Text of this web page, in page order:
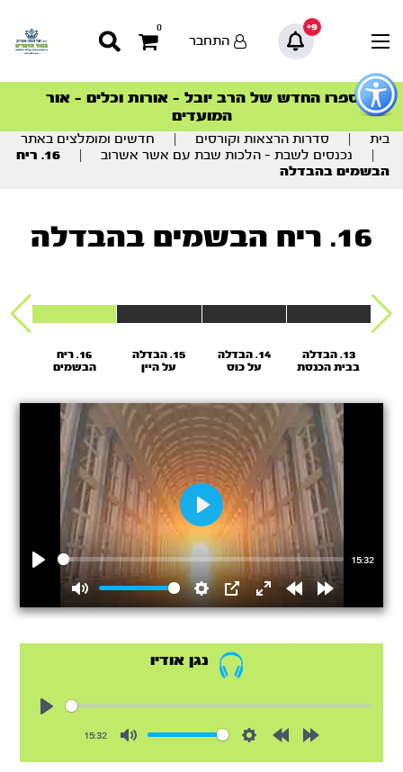
כפתור
לפתיחת
תפריט
9+
0
התחבר
סדרות הפודקאסטים
הסדרה המובילה החודש – דרך המלך
ספרו החדש של הרב יובל – אורות וכלים – אור
המועדים
הצטרפו למהפכת הבריאות הטבעית >
סדרות הפודקאסטים
הסדרה המובילה החודש – דרך המלך
תוכן
מרכזי
בית סדרות הרצאות וקורסים
חדשים ומומלצים באתר
נכנסים לשבת – הלכות שבת עם אשר אשרוב
16. ריח
הבשמים בהבדלה
16. ריח הבשמים בהבדלה
13. הבדלה
בבית הכנסת
14. הבדלה
על כוס
15. הבדלה
על היין
16. ריח
הבשמים
Play
15:32
Mute Settings
PIP
EnterRewindForward
Play
נגן אודיו
15:32